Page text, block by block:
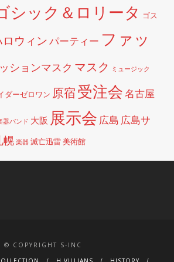
シック＆ロリータ ゴス
ロウィンパーティー ファッ
ションマスク マスク ミュージック
ダーゼロワン 原宿受注会名古屋
器バンド 大阪 展示会 広島 広島サ
幌 楽器 滅亡迅雷美術館
© COPYRIGHT S-INC